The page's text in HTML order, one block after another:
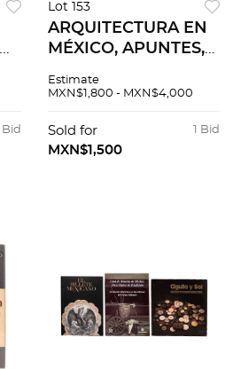
Bid
Lot 153
ARQUITECTURA EN
MÉXICO, APUNTES,
CATÁLOGOS. LIBROS
13.
Estimate
MXN$1,800 - MXN$4,000
1 Bid
Sold for
MXN$1,500